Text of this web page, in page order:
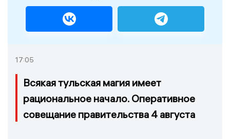
17:05
Всякая тульская магия имеет
рациональное начало. Оперативное
совещание правительства 4 августа